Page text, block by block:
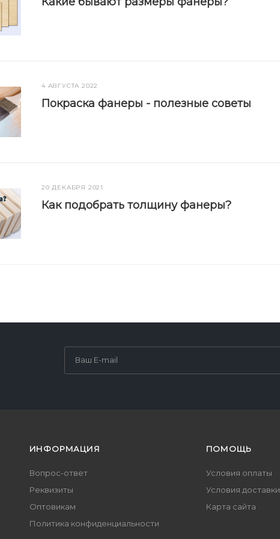
4 АВГУСТА 2022
Покраска фанеры - полезные советы
20 ДЕКАБРЯ 2021
Как подобрать толщину фанеры?
ИНФОРМАЦИЯ
Вопрос-ответ
Реквизиты
Оптовикам
Политика конфиденциальности
ПОМОЩЬ
Условия оплаты
Условия доставки
Карта сайта